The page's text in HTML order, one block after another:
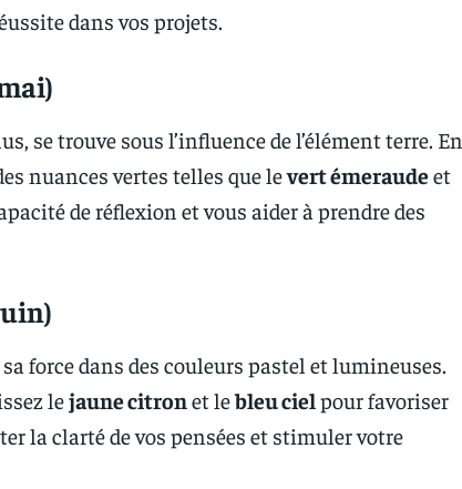
dans vos projets.
se trouve sous l’influence de l’élément terre. En
nuances vertes telles que levert émeraudeet
de réflexion et vous aider à prendre des
sa force dans des couleurs pastel et lumineuses.
lejaune citron et lebleu ciel pour favoriser
la clarté de vos pensées et stimuler votre